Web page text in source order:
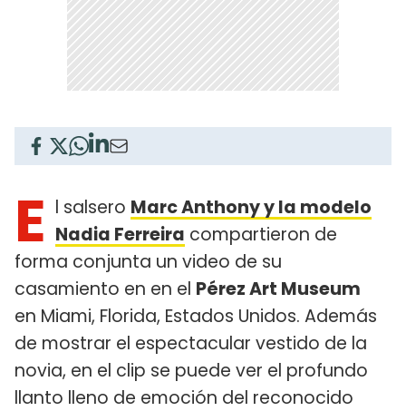
E l salsero Marc Anthony y la modelo
Nadia Ferreira compartieron de
forma conjunta un video de su
casamiento en en el Pérez Art Museum
en Miami, Florida, Estados Unidos. Además
de mostrar el espectacular vestido de la
novia, en el clip se puede ver el profundo
llanto lleno de emoción del reconocido